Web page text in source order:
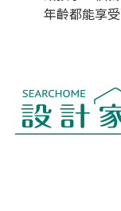
年齡都能享